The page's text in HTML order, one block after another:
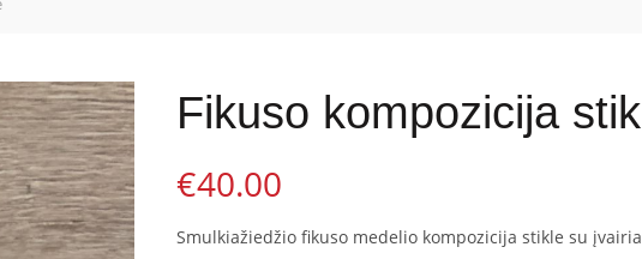
Fikuso kompozicija
€40.00
Smulkiažiedžio fikuso medelio kompozicija stikle su